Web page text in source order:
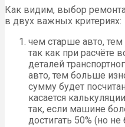
Как видим, выбор
в двух важных критериях:
чем старше авто,
так как при расчёте
деталей
авто, тем больше
сумму будет
касается
так, если машине
достигать 50% (но не